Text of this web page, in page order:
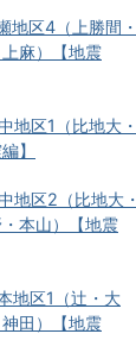
地区4（上勝間・
麻）【地震
地区1（比地大・
】
地区2（比地大・
本山）【地震
地区1（辻・大
田）【地震